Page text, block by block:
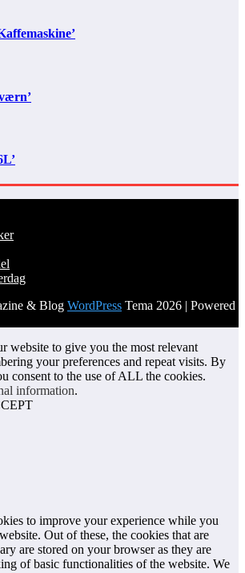
& Blog WordPress Tema 2026 | Powered
website to give you the most relevant
your preferences and repeat visits. By
consent to the use of ALL the cookies.
information.
to improve your experience while you
Out of these, the cookies that are
are stored on your browser as they are
of basic functionalities of the website. We